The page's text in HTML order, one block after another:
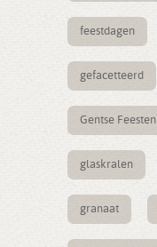
feestdagen
gefacetteerd
Gentse Feesten
glaskralen
granaat